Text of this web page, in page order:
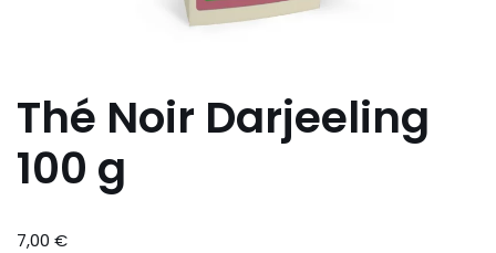
Thé Noir Darjeeling
100 g
7,00 €